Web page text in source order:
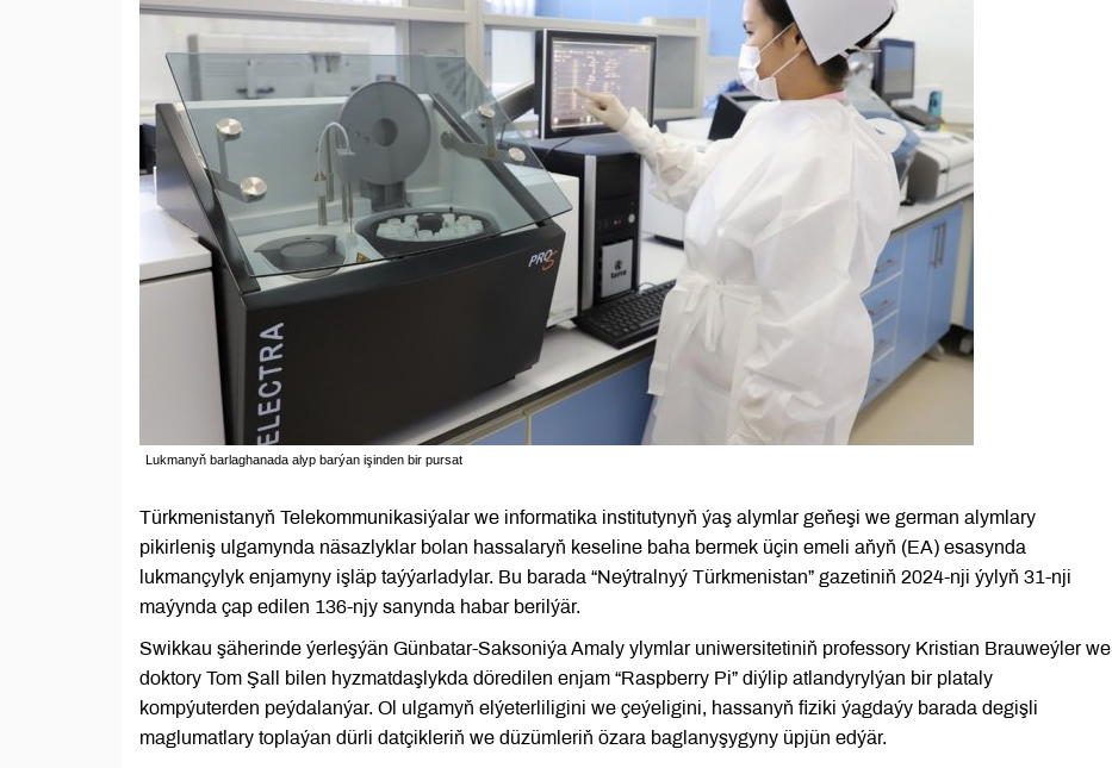
Lukmanyň barlaghanada alyp barýan işinden bir pursat
Türkmenistanyň Telekommunikasiýalar we informatika institutynyň ýaş alymlar geňeşi we german alymlary
pikirleniş ulgamynda näsazlyklar bolan hassalaryň keseline baha bermek üçin emeli aňyň (EA) esasynda
lukmançylyk enjamyny işläp taýýarladylar. Bu barada “Neýtralnyý Türkmenistan” gazetiniň 2024-nji ýylyň 31-nji
maýynda çap edilen 136-njy sanynda habar berilýär.
Swikkau şäherinde ýerleşýän Günbatar-Saksoniýa Amaly ylymlar uniwersitetiniň professory Kristian Brauweýler we
doktory Tom Şall bilen hyzmatdaşlykda döredilen enjam “Raspberry Pi” diýlip atlandyrylýan bir plataly
kompýuterden peýdalanýar. Ol ulgamyň elýeterliligini we çeýeligini, hassanyň fiziki ýagdaýy barada degişli
maglumatlary toplaýan dürli datçikleriň we düzümleriň özara baglanyşygyny üpjün edýär.